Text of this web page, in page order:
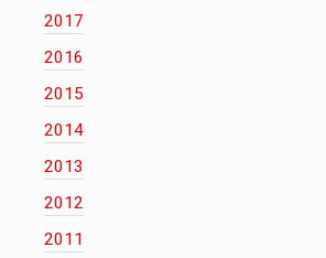
2017
2016
2015
2014
2013
2012
2011